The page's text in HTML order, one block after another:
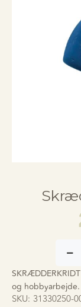
og hobbyarbejde.
SKU: 31330250-